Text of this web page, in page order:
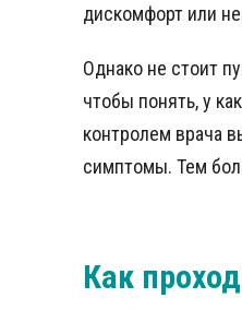
дискомфорт или
Однако не стоит
чтобы понять, у
контролем врача
симптомы. Тем
Как